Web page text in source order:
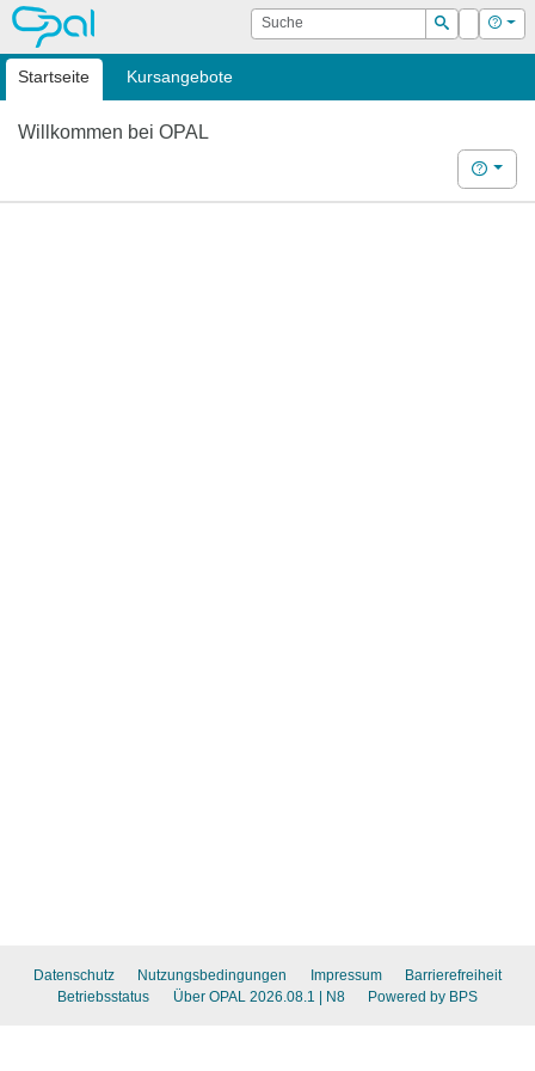
OPAL Suche
Suchen
Login Hilfe
Startseite Kursangebote
Willkommen bei OPAL
Hilfe
Datenschutz Nutzungsbedingungen Impressum
Barrierefreiheit
Betriebsstatus
Über OPAL 2026.08.1 | N8 Powered by BPS